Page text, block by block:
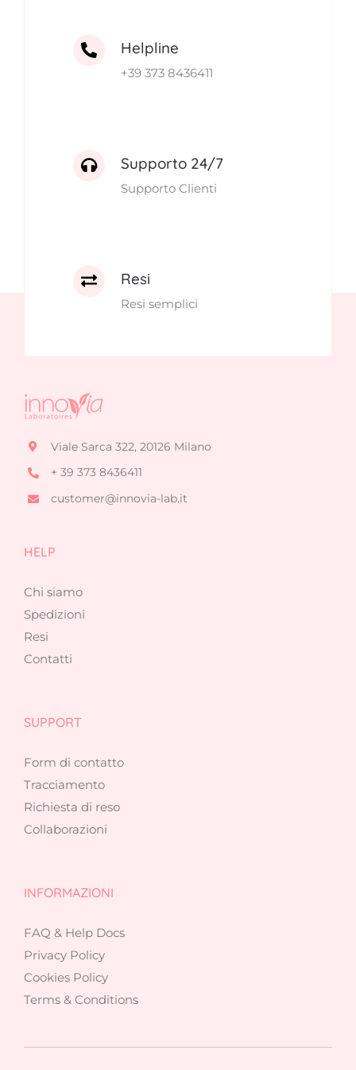
Helpline
+39 373 8436411
Supporto 24/7
Supporto Clienti
Resi
Resi semplici
Viale Sarca 322, 20126 Milano
+ 39 373 8436411
customer@innovia-lab.it
HELP
Chi siamo
Spedizioni
Resi
Contatti
SUPPORT
Form di contatto
Tracciamento
Richiesta di reso
Collaborazioni
INFORMAZIONI
FAQ & Help Docs
Privacy Policy
Cookies Policy
Terms & Conditions